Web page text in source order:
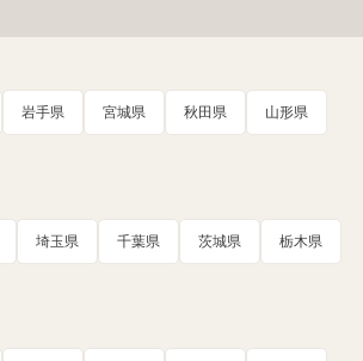
岩手県 宮城県 秋田県 山形県
埼玉県 千葉県 茨城県 栃木県